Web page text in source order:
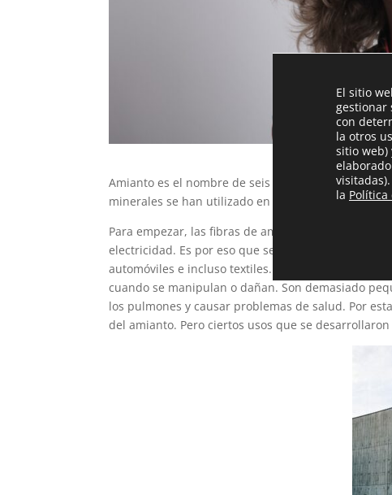
Amianto es el nombre de seis minerales hechos
minerales se han utilizado en la construcción y la
Para empezar, las fibras de amianto son flexibles y
electricidad. Es por eso que se han utilizado en
automóviles e incluso textiles.Pero las fibras que
cuando se manipulan o dañan. Son demasiado
los pulmones y causar problemas de salud. Por
del amianto. Pero ciertos usos que se
El sitio
gestionar
con
la otros
sitio
la Política